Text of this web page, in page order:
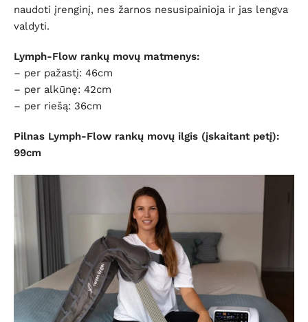
naudoti įrenginį, nes žarnos nesusipainioja ir jas lengva
valdyti.
Lymph-Flow rankų movų matmenys:
– per pažastį: 46cm
– per alkūnę: 42cm
– per riešą: 36cm
Pilnas Lymph-Flow rankų movų ilgis (įskaitant petį):
99cm